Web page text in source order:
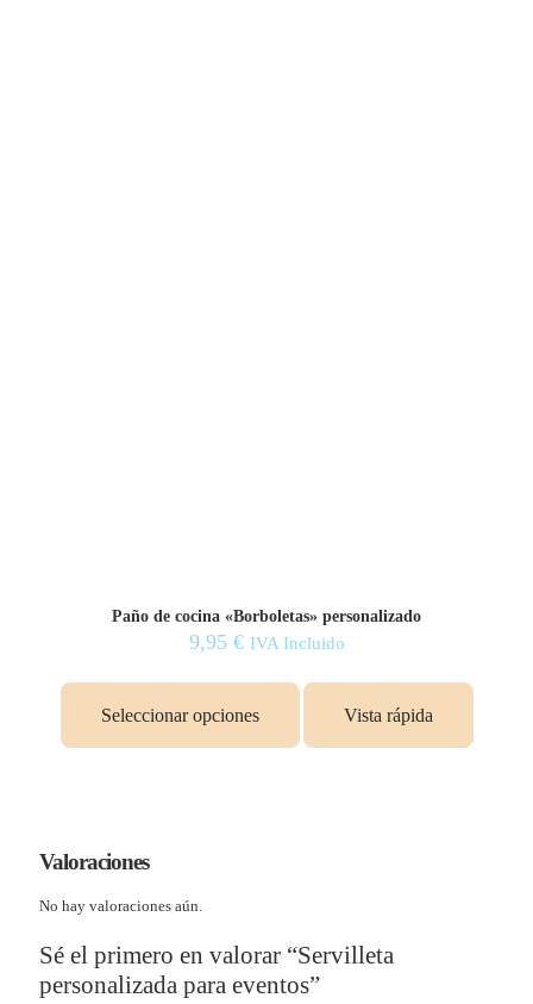
Paño de cocina «Borboletas» personalizado
9,95 € IVA Incluido
Seleccionar opciones Vista rápida
Valoraciones
No hay valoraciones aún.
Sé el primero en valorar “Servilleta
personalizada para eventos”